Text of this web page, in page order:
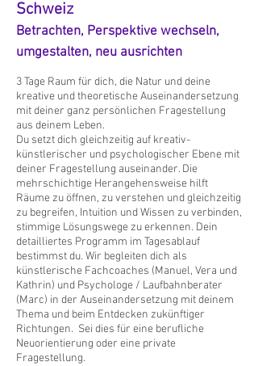
Schweiz
Betrachten, Perspektive wechseln,
umgestalten, neu ausrichten
3 Tage Raum für dich, die Natur und deine
kreative und theoretischeAuseinandersetzung
mit deiner ganz persönlichen Fragestellung
aus deinem Leben.
Du setzt dich gleichzeitig auf kreativ-
künstlerischer und psychologischer Ebene mit
deiner Fragestellung auseinander. Die
mehrschichtige Herangehensweise hilft
Räume zu öffnen, zu verstehen und gleichzeitig
zu begreifen, Intuition und Wissen zu verbinden,
stimmige Lösungswege zu erkennen. Dein
detailliertes Programm im Tagesablauf
bestimmst du. Wir begleiten dich als
künstlerische Fachcoaches (Manuel, Vera und
Kathrin) und Psychologe / Laufbahnberater
(Marc) in der Auseinandersetzung mit deinem
Thema und beim Entdecken zukünftiger
Richtungen. Sei dies für eine berufliche
Neuorientierung oder eine private
Fragestellung.